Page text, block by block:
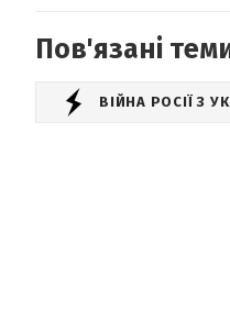
Пов'язані
ВІЙНА РОСІЇ З